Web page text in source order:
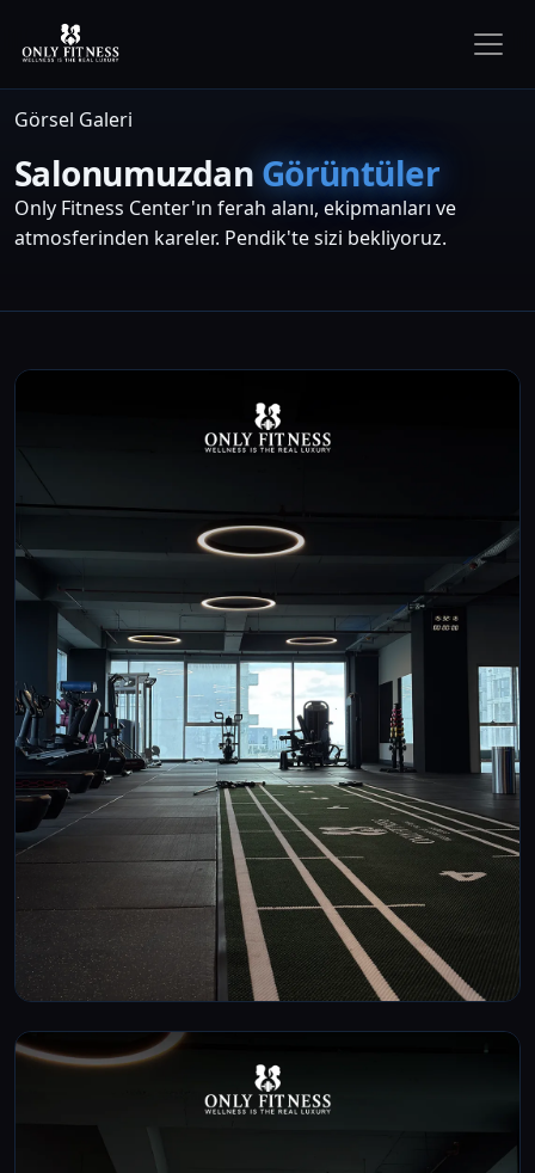
Görsel Galeri
Salonumuzdan Görüntüler
Only Fitness Center'ın ferah alanı, ekipmanları ve
atmosferinden kareler. Pendik'te sizi bekliyoruz.